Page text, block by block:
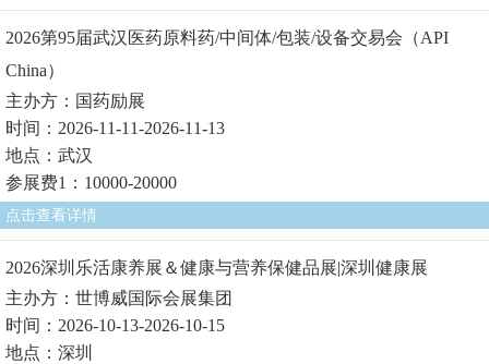
2026第95届武汉医药原料药/中间体/包装/设备交易会（API
China）
主办方：国药励展
时间：2026-11-11-2026-11-13
地点：武汉
参展费1：10000-20000
点击查看详情
2026深圳乐活康养展＆健康与营养保健品展|深圳健康展
主办方：世博威国际会展集团
时间：2026-10-13-2026-10-15
地点：深圳